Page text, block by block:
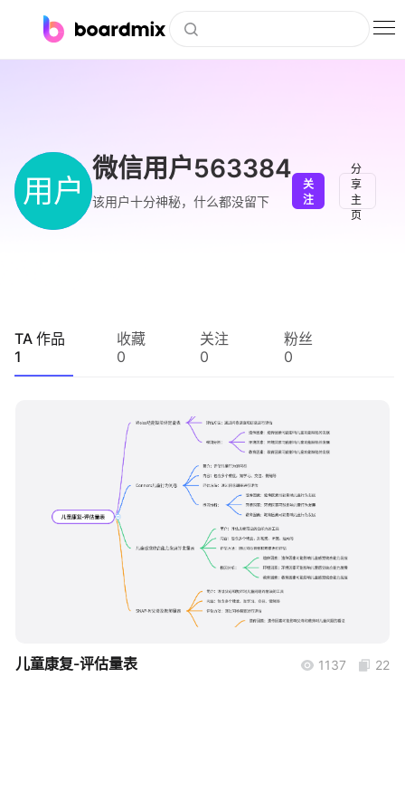
下载
会员
企业服务
知识分享社区
用户
微信用户563384
该用户十分神秘，什么都没留下
关
注
分
享
主
页
TA 作品
1
收藏
0
关注
0
粉丝
0
儿童康复-评估量表 1137 22